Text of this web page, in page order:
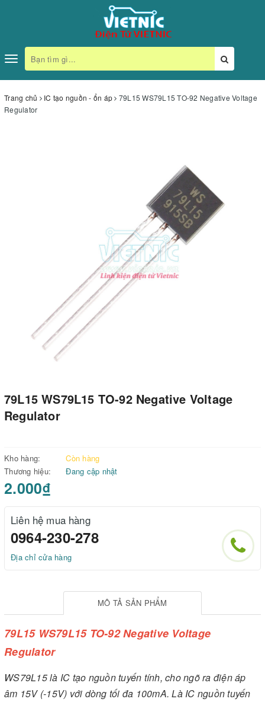
Toggle
navigation
Trang chủ IC tạo nguồn - ổn áp
79L15 WS79L15 TO-92 Negative Voltage
Regulator
79L15 WS79L15 TO-92 Negative Voltage
Regulator
Kho hàng:
Còn hàng
Thương hiệu:
Đang cập nhật
2.000₫
Liên hệ mua hàng
0964-230-278
Địa chỉ cửa hàng
MÔ TẢ SẢN PHẨM
79L15 WS79L15 TO-92 Negative Voltage
Regulator
WS79L15 là IC tạo nguồn tuyến tính, cho ngõ ra điện áp
âm 15V (-15V) với dòng tối đa 100mA. Là IC nguồn tuyến